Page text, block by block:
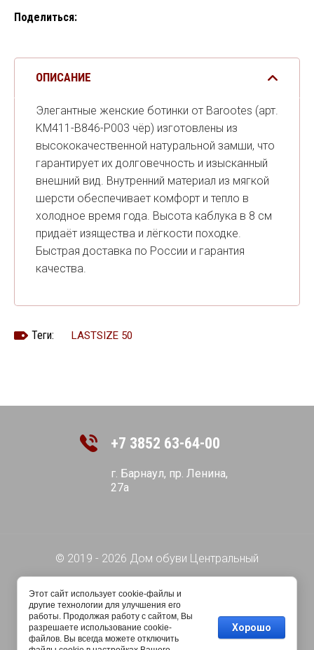
ОПИСАНИЕ
Элегантные женские ботинки от Barootes (арт.
KM411-B846-P003 чёр) изготовлены из
высококачественной натуральной замши, что
гарантирует их долговечность и изысканный
внешний вид. Внутренний материал из мягкой
шерсти обеспечивает комфорт и тепло в
холодное время года. Высота каблука в 8 см
придаёт изящества и лёгкости походке.
Быстрая доставка по России и гарантия
качества.
Теги: LASTSIZE 50
Поделиться:
+7 3852 63-64-00
г. Барнаул, пр. Ленина,
27а
© 2019 - 2026 Дом обуви Центральный
Этот сайт использует cookie-файлы и
другие технологии для улучшения его
работы. Продолжая работу с сайтом, Вы
разрешаете использование cookie-
файлов. Вы всегда можете отключить
Хорошо